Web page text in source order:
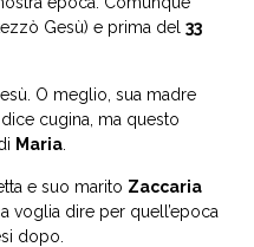
Gesù) e prima del 33
O meglio, sua madre
cugina, ma questo
Maria
e suo marito Zaccaria
voglia dire per quell’epoca
dopo.